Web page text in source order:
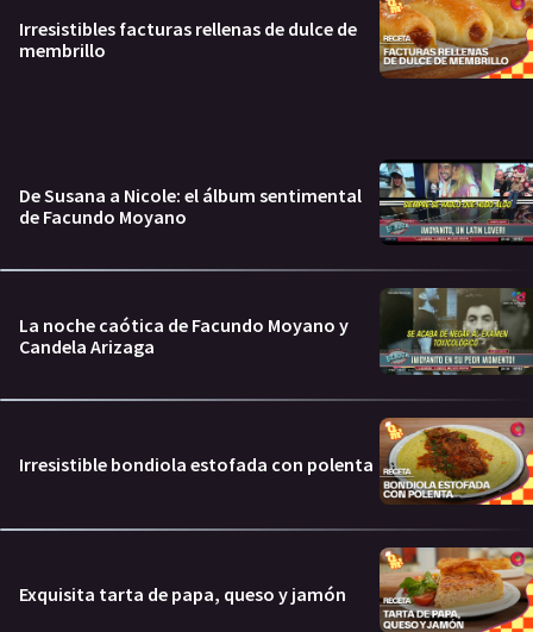
Irresistibles facturas rellenas de dulce de
membrillo
De Susana a Nicole: el álbum sentimental
de Facundo Moyano
La noche caótica de Facundo Moyano y
Candela Arizaga
Irresistible bondiola estofada con polenta
Exquisita tarta de papa, queso y jamón